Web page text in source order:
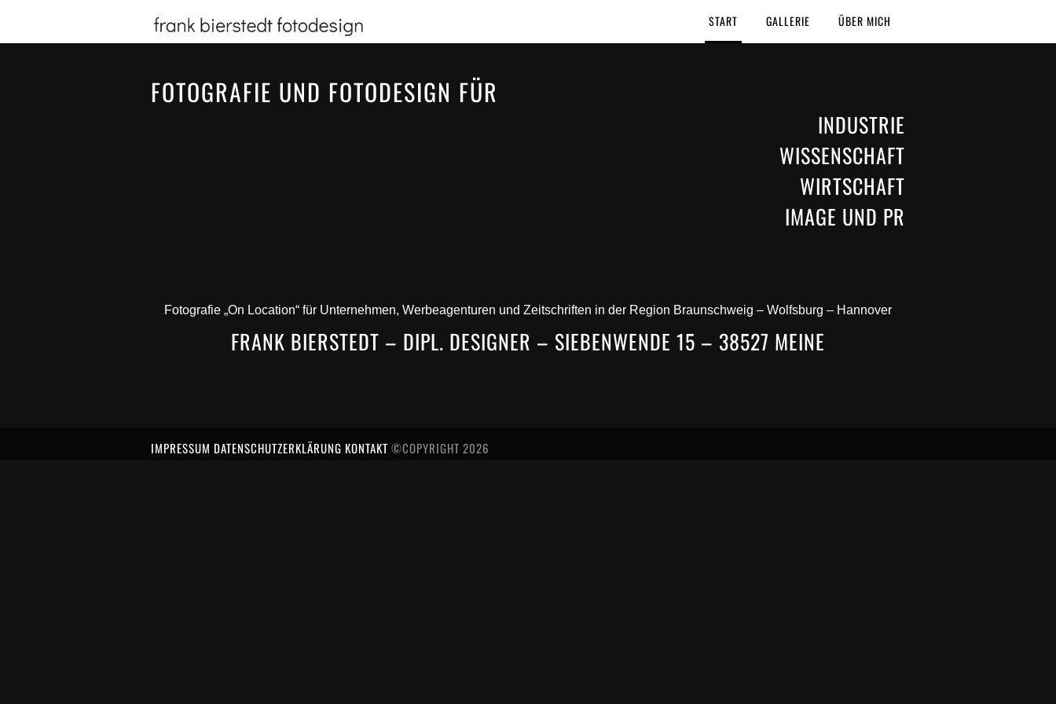
START GALLERIE ÜBER MICH
FOTOGRAFIE UND FOTODESIGN FÜR
INDUSTRIE
WISSENSCHAFT
WIRTSCHAFT
IMAGE UND PR
Fotografie „On Location“ für Unternehmen, Werbeagenturen und Zeitschriften in der Region Braunschweig – Wolfsburg – Hannover
FRANK BIERSTEDT – DIPL. DESIGNER – SIEBENWENDE 15 – 38527 MEINE
IMPRESSUM DATENSCHUTZERKLÄRUNG KONTAKT ©COPYRIGHT 2026